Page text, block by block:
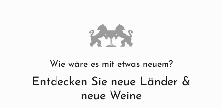
Wie wäre es mit etwas neuem?
Entdecken Sie neue Länder &
neue Weine